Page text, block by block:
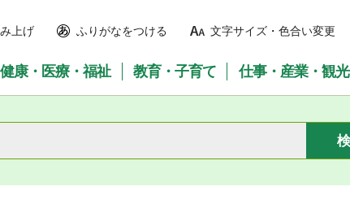
上げ ふりがなをつける 文字サイズ・色合い変更
健康・医療・福祉 教育・子育て 仕事・産業・観光